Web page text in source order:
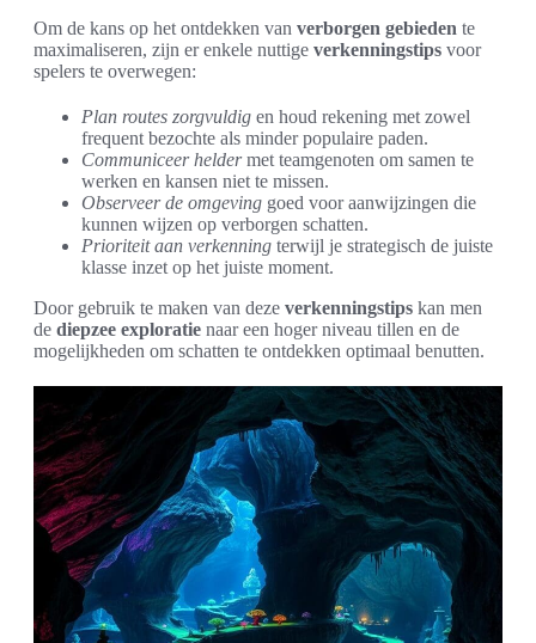
Om de kans op het ontdekken van verborgen gebieden te
maximaliseren, zijn er enkele nuttige verkenningstips voor
spelers te overwegen:
Plan routes zorgvuldig en houd rekening met zowel
frequent bezochte als minder populaire paden.
Communiceer heldermet teamgenoten om samen te
werken en kansen niet te missen.
Observeer de omgeving goed voor aanwijzingen die
kunnen wijzen op verborgen schatten.
Prioriteit aan verkenning terwijl je strategisch de juiste
klasse inzet op het juiste moment.
Door gebruik te maken van deze verkenningstips kan men
de diepzee exploratie naar een hoger niveau tillen en de
mogelijkheden om schatten te ontdekken optimaal benutten.